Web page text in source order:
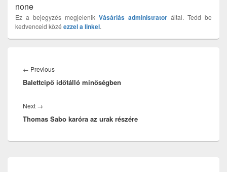
none
Ez a bejegyzés megjelenik Vásárlás administrator által. Tedd be
kedvenceid közé ezzel a linkel.
navigáció
← PreviousPrevious
post:
Balettcipő időtálló minőségben
Next →
post:
Thomas Sabo karóra az urak részére